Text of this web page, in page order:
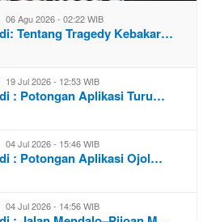
06 Agu 2026 - 02:22 WIB
Tentang Tragedy Kebakar…
19 Jul 2026 - 12:53 WIB
: Potongan Aplikasi Turu…
04 Jul 2026 - 15:46 WIB
: Potongan Aplikasi Ojol…
04 Jul 2026 - 14:56 WIB